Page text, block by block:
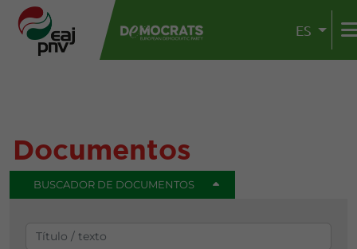
ES
Documentos
BUSCADOR DE DOCUMENTOS